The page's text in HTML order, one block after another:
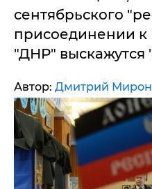
сентябрьского
присоединении к
"ДНР" выскажутся
Автор: Дмитрий